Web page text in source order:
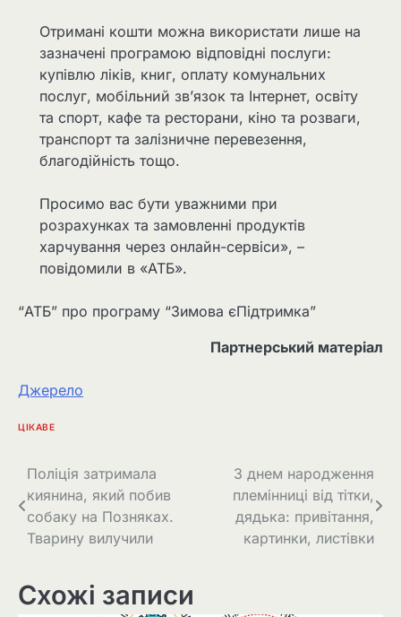
Отримані кошти можна використати лише на
зазначені програмою відповідні послуги:
купівлю ліків, книг, оплату комунальних
послуг, мобільний зв’язок та Інтернет, освіту
та спорт, кафе та ресторани, кіно та розваги,
транспорт та залізничне перевезення,
благодійність тощо.
Просимо вас бути уважними при
розрахунках та замовленні продуктів
харчування через онлайн-сервіси», –
повідомили в «АТБ».
“АТБ” про програму “Зимова єПідтримка”
Партнерський матеріал
Джерело
ЦІКАВЕ
Навігація
записів
Поліція затримала
киянина, який побив
собаку на Позняках.
Тварину вилучили
З днем народження
племінниці від тітки,
дядька: привітання,
картинки, листівки
Схожі записи